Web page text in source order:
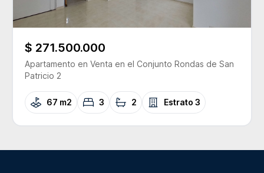
$ 271.500.000
Apartamento en Venta en el Conjunto Rondas de San
Patricio 2
67 m2 3 2 Estrato 3